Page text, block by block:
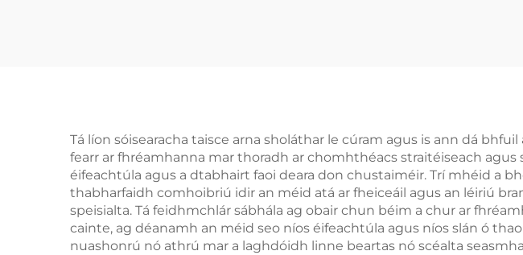
Tá líon sóisearacha taisce arna sholáthar le cúram agus is ann dá
fearr ar fhréamhanna mar thoradh ar chomhthéacs straitéiseach
éifeachtúla agus a dtabhairt faoi deara don chustaiméir. Trí mhéid a
thabharfaidh comhoibriú idir an méid atá ar fheiceáil agus an léiriú
speisialta. Tá feidhmchlár sábhála ag obair chun béim a chur ar
cainte, ag déanamh an méid seo níos éifeachtúla agus níos slán ó
nuashonrú nó athrú mar a laghdóidh linne beartas nó scéalta